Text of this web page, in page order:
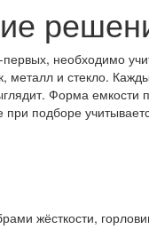
необходимо
металл и стекло.
Форма
подборе
жёсткости,